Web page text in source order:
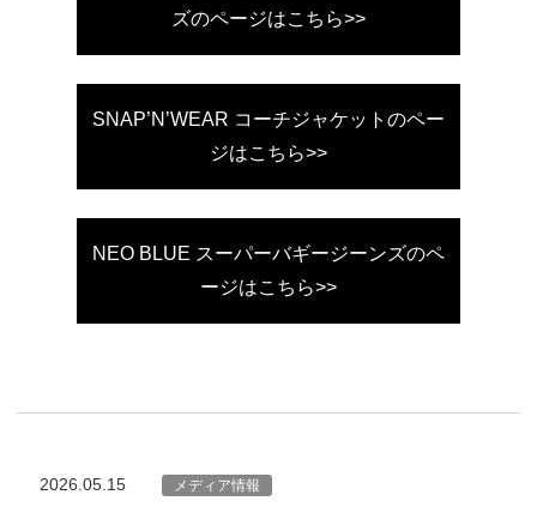
ズのページはこちら>>
SNAP’N’WEAR コーチジャケットのペー
ジはこちら>>
NEO BLUE スーパーバギージーンズのペ
ージはこちら>>
2026.05.15 メディア情報